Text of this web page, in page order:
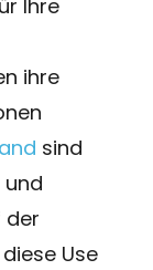
Ihre
ihre
sind
der
Use